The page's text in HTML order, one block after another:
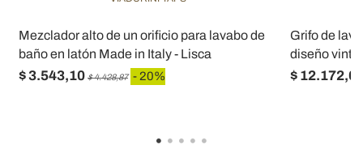
Mezclador alto de un orificio para lavabo de
baño en latón Made in Italy - Lisca
$ 3.543,10 $ 4.428,87 - 20%
Grifo de
diseño
$